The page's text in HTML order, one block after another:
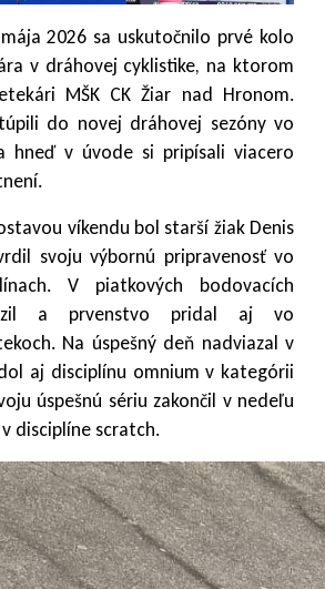
2026 sa uskutočnilo prvé kolo
v dráhovej cyklistike, na ktorom
MŠK CK Žiar nad Hronom.
do novej dráhovej sezóny vo
hneď v úvode si pripísali viacero
víkendu bol starší žiak Denis
svoju výbornú pripravenosť vo
V piatkových bodovacích
a prvenstvo pridal aj vo
Na úspešný deň nadviazal v
aj disciplínu omnium v kategórii
úspešnú sériu zakončil v nedeľu
disciplíne scratch.